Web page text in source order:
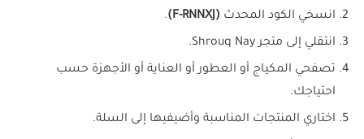
انسخي الكود المحدث (F-RNNXJ)
.
انتقلي إلى متجر Shrouq Nay.
تصفحي المكياج أو العطور أو العناية أو الأجهزة حسب
احتياجك.
اختاري المنتجات المناسبة وأضيفيها إلى السلة.